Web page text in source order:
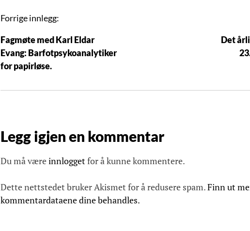
I
n
l
e
i
a
s
Forrige innlegg:
Fagmøte med Karl Eldar
Evang: Barfotpsykoanalytiker
for papirløse.
Det
Legg igjen en kommentar
Du må væreinnloggetfor å kunne kommentere.
Dette nettstedet bruker Akismet for å redusere spam.Finn ut
kommentardataene dine behandles.